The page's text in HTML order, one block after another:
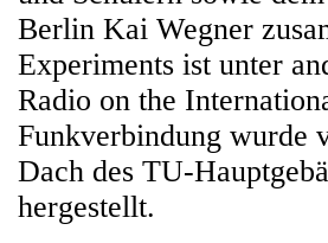
Berlin Kai Wegner
Experiments ist unter
Radio on the
Funkverbindung wurde
Dach des TU-
hergestellt.